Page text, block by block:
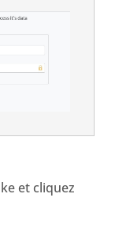
et cliquez